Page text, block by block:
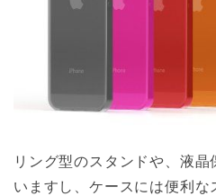
リング型のスタンドや、液晶
いますし、ケースには便利